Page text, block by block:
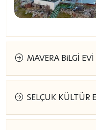
MAVERA BiLGİ EVİ
SELÇUK KÜLTÜR